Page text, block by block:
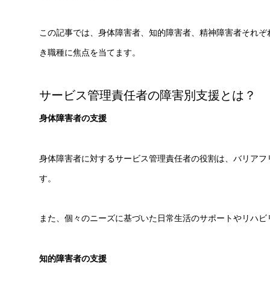
この記事では、身体障害者、知的障害者、精神障害者それ
き職種に焦点を当てます。
サービス管理責任者の障害別支援とは？
身体障害者の支援
身体障害者に対するサービス管理責任者の役割は、バリア
す。
また、個々のニーズに基づいた日常生活のサポートやリハ
知的障害者の支援